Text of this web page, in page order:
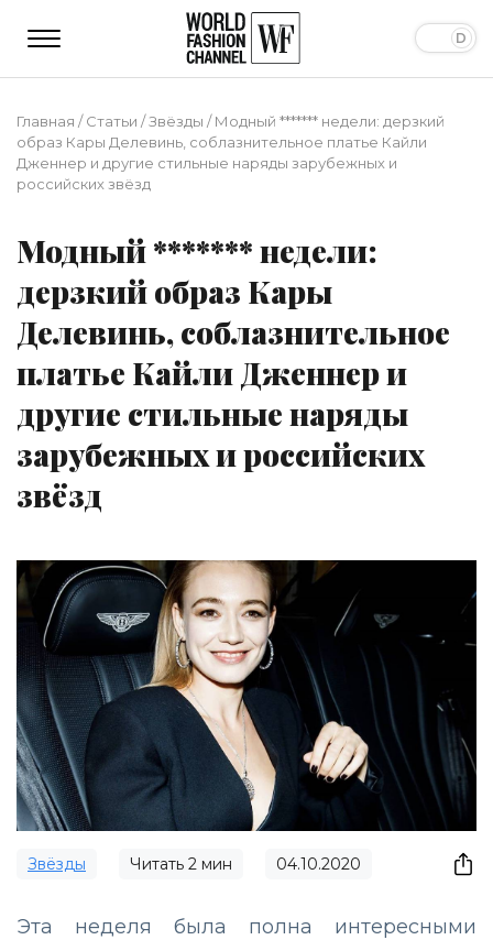
Главная /Статьи /Звёзды /Модный ******* недели: дерзкий
образ Кары Делевинь, соблазнительное платье Кайли
Дженнер и другие стильные наряды зарубежных и
российских звёзд
Модный ******* недели:
дерзкий образ Кары
Делевинь, соблазнительное
платье Кайли Дженнер и
другие стильные наряды
зарубежных и российских
звёзд
Звёзды Читать 2 мин 04.10.2020
Эта неделя была полна интересными